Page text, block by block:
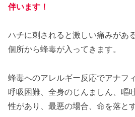
伴います！
ハチに刺されると激しい痛みがあ
個所から蜂毒が入ってきます。
蜂毒へのアレルギー反応でアナフ
呼吸困難、全身のじんましん、嘔
性があり、最悪の場合、命を落と